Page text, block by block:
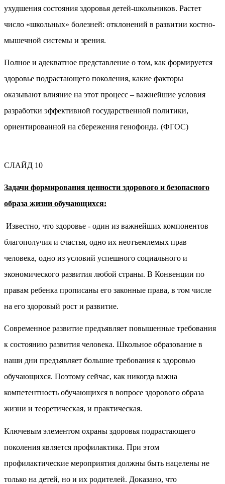
ухудшения состояния здоровья детей-школьников. Растет
число «школьных» болезней: отклонений в развитии костно-
мышечной системы и зрения.
Полное и адекватное представление о том, как формируется
здоровье подрастающего поколения, какие факторы
оказывают влияние на этот процесс – важнейшие условия
разработки эффективной государственной политики,
ориентированной на сбережения генофонда. (ФГОС)
СЛАЙД 10
Задачи формирования ценности здорового и безопасного
образа жизни обучающихся:
Известно, что здоровье - один из важнейших компонентов
благополучия и счастья, одно их неотъемлемых прав
человека, одно из условий успешного социального и
экономического развития любой страны. В Конвенции по
правам ребенка прописаны его законные права, в том числе
на его здоровый рост и развитие.
Современное развитие предъявляет повышенные требования
к состоянию развития человека. Школьное образование в
наши дни предъявляет большие требования к здоровью
обучающихся. Поэтому сейчас, как никогда важна
компетентность обучающихся в вопросе здорового образа
жизни и теоретическая, и практическая.
Ключевым элементом охраны здоровья подрастающего
поколения является профилактика. При этом
профилактические мероприятия должны быть нацелены не
только на детей, но и их родителей. Доказано, что